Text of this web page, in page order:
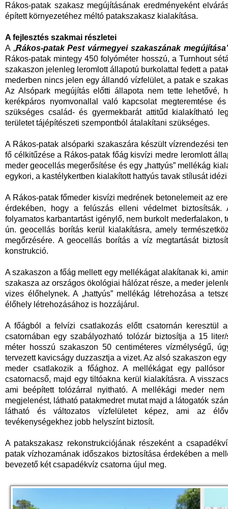
Rákos-patak szakasz megújításának eredményeként
épített környezetéhez méltó patakszakasz kialakítása.
A fejlesztés szakmai részletei
A „Rákos-patak Pest vármegyei szakaszának
Rákos-patak mintegy 450 folyóméter hosszú, a Turnhout
szakaszon jelenleg leromlott állapotú burkolattal fedett a
mederben nincs jelen egy állandó vízfelület, a patak e
Az Alsópark megújítás előtti állapota nem tette lehetővé,
kerékpáros nyomvonallal való kapcsolat megteremtése
szükséges család- és gyermekbarát attitűd kialakítható
területet tájépítészeti szempontból átalakítani szükséges.
A Rákos-patak alsóparki szakaszára készült vízrendezési
fő célkitűzése a Rákos-patak főág kisvízi medre leromlott
meder geocellás megerősítése és egy „hattyús” mellékág
egykori, a kastélykertben kialakított hattyús tavak stílusát
A Rákos-patak főmeder kisvízi medrének betonelemeit az
érdekében, hogy a felúszás elleni védelmet
folyamatos karbantartást igénylő, nem burkolt
ún. geocellás borítás kerül kialakításra, amely
megőrzésére. A geocellás borítás a víz megtartását
konstrukció.
A szakaszon a főág mellett egy mellékágat alakítanak ki,
szakasza az országos ökológiai hálózat része, a meder
vizes élőhelynek. A „hattyús” mellékág létrehozása a
élőhely létrehozásához is hozzájárul.
A főágból a felvízi csatlakozás előtt csatornán keresztül
csatornában egy szabályozható tolózár biztosítja a 15
méter hosszú szakaszon 50 centiméteres vízmélységű,
tervezett kavicságy duzzasztja a vizet. Az alsó szakaszon
meder csatlakozik a főághoz. A mellékágat egy
csatornacső, majd egy tiltóakna kerül kialakításra. A
ami beépített tolózárral nyitható. A mellékági meder
megjelenést, látható patakmedret mutat majd a látogatók
látható és változatos vízfelületet képez, ami az
tevékenységekhez jobb helyszínt biztosít.
A patakszakasz rekonstrukciójának részeként a
patak vízhozamának időszakos biztosítása érdekében a
bevezető két csapadékvíz csatorna újul meg.